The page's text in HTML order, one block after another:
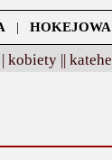
|
kobiety ||